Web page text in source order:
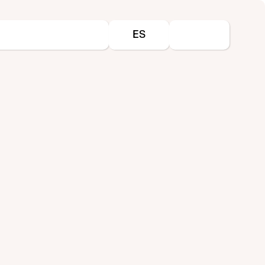
Seleccione su idioma
ES